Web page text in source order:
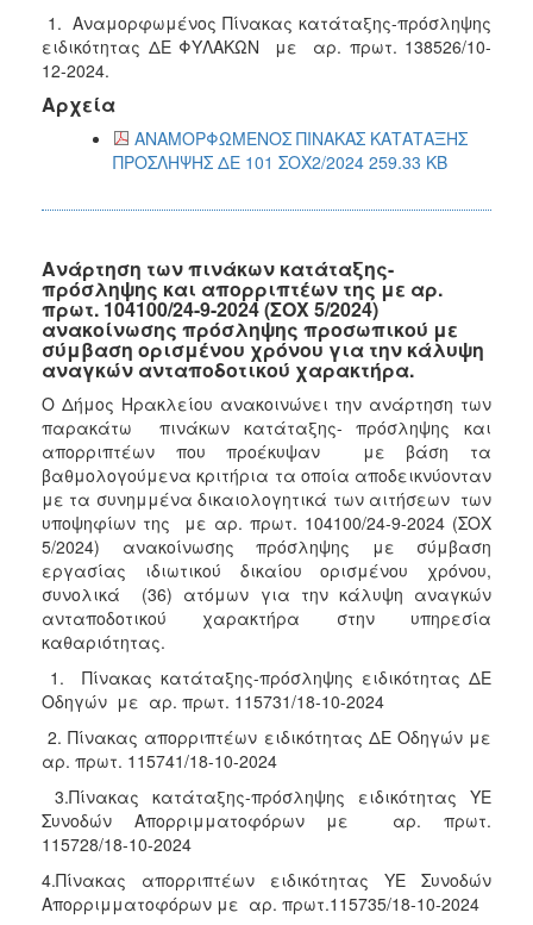
1. Αναμορφωμένος Πίνακας κατάταξης-πρόσληψης
ειδικότητας ΔΕ ΦΥΛΑΚΩΝ με αρ. πρωτ. 138526/10-
12-2024.
Αρχεία
ΑΝΑΜΟΡΦΩΜΕΝΟΣ ΠΙΝΑΚΑΣ ΚΑΤΑΤΑΞΗΣ
ΠΡΟΣΛΗΨΗΣ ΔΕ 101 ΣΟΧ2/2024 259.33 KB
Ανάρτηση των πινάκων κατάταξης-
πρόσληψης και απορριπτέων της με αρ.
πρωτ. 104100/24-9-2024 (ΣΟΧ 5/2024)
ανακοίνωσης πρόσληψης προσωπικού με
σύμβαση ορισμένου χρόνου για την κάλυψη
αναγκών ανταποδοτικού χαρακτήρα.
Ο Δήμος Ηρακλείου ανακοινώνει την ανάρτηση των
παρακάτω πινάκων κατάταξης- πρόσληψης και
απορριπτέων που προέκυψαν με βάση τα
βαθμολογούμενα κριτήρια τα οποία αποδεικνύονταν
με τα συνημμένα δικαιολογητικά των αιτήσεων των
υποψηφίων της με αρ. πρωτ. 104100/24-9-2024 (ΣΟΧ
5/2024) ανακοίνωσης πρόσληψης με σύμβαση
εργασίας ιδιωτικού δικαίου ορισμένου χρόνου,
συνολικά (36) ατόμων για την κάλυψη αναγκών
ανταποδοτικού χαρακτήρα στην υπηρεσία
καθαριότητας.
1. Πίνακας κατάταξης-πρόσληψης ειδικότητας ΔΕ
Οδηγών με αρ. πρωτ. 115731/18-10-2024
2. Πίνακας απορριπτέων ειδικότητας ΔΕ Οδηγών με
αρ. πρωτ. 115741/18-10-2024
3.Πίνακας κατάταξης-πρόσληψης ειδικότητας ΥΕ
Συνοδών Απορριμματοφόρων με αρ. πρωτ.
115728/18-10-2024
4.Πίνακας απορριπτέων ειδικότητας ΥΕ Συνοδών
Απορριμματοφόρων με αρ. πρωτ.115735/18-10-2024